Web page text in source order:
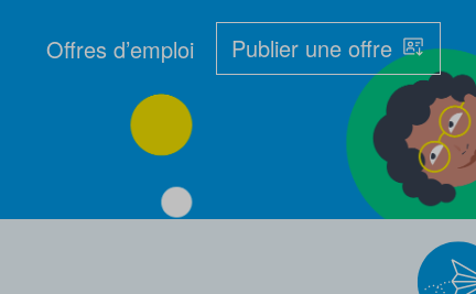
Offres d’emploi Publier une offre